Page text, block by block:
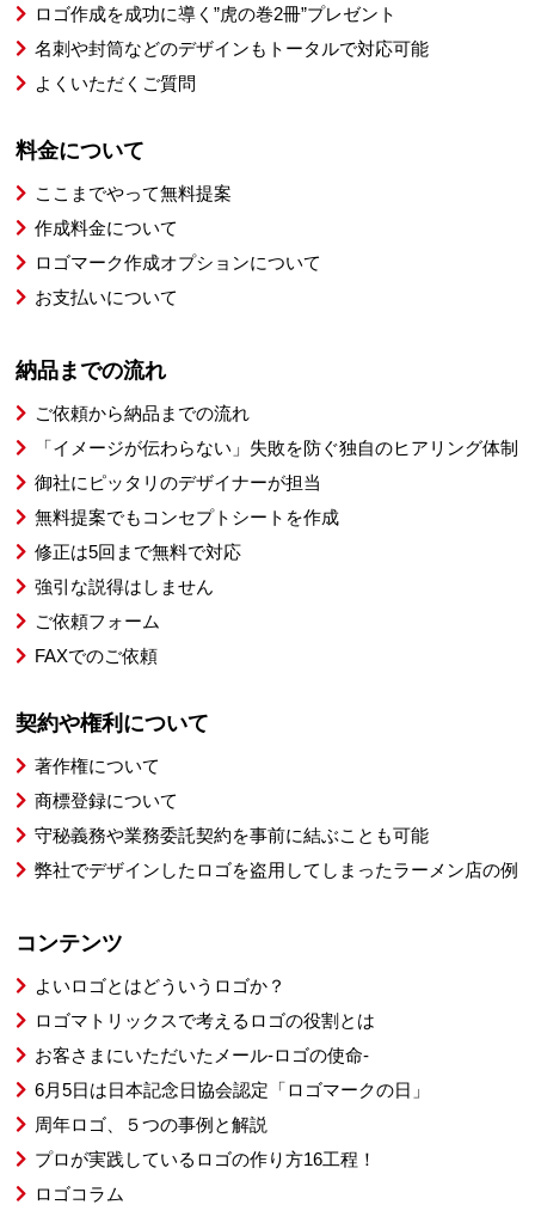
ロゴ作成を成功に導く”虎の巻2冊”プレゼント
名刺や封筒などのデザインもトータルで対応可能
よくいただくご質問
料金について
ここまでやって無料提案
作成料金について
ロゴマーク作成オプションについて
お支払いについて
納品までの流れ
ご依頼から納品までの流れ
「イメージが伝わらない」失敗を防ぐ独自のヒアリング体制
御社にピッタリのデザイナーが担当
無料提案でもコンセプトシートを作成
修正は5回まで無料で対応
強引な説得はしません
ご依頼フォーム
FAXでのご依頼
契約や権利について
著作権について
商標登録について
守秘義務や業務委託契約を事前に結ぶことも可能
弊社でデザインしたロゴを盗用してしまったラーメン店の例
コンテンツ
よいロゴとはどういうロゴか？
ロゴマトリックスで考えるロゴの役割とは
お客さまにいただいたメール-ロゴの使命-
6月5日は日本記念日協会認定「ロゴマークの日」
周年ロゴ、５つの事例と解説
プロが実践しているロゴの作り方16工程！
ロゴコラム